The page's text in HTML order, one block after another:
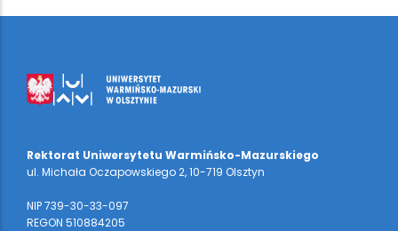
Rektorat Uniwersytetu Warmińsko-Mazurskiego
ul. Michała Oczapowskiego 2, 10-719 Olsztyn
NIP 739-30-33-097
REGON 510884205